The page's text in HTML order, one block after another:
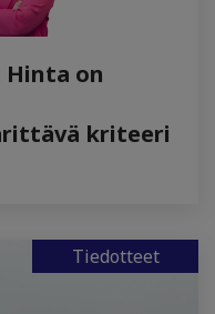
Hinta on
kriteeri
Tiedotteet